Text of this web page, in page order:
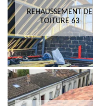
REHAUSSEMENT DE
TOITURE 63